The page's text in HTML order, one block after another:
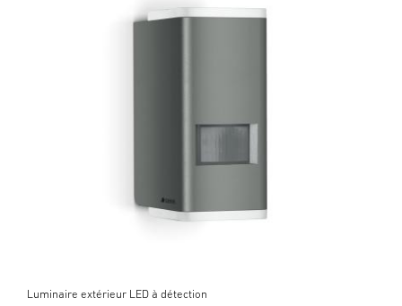
Luminaire extérieur LED à détection